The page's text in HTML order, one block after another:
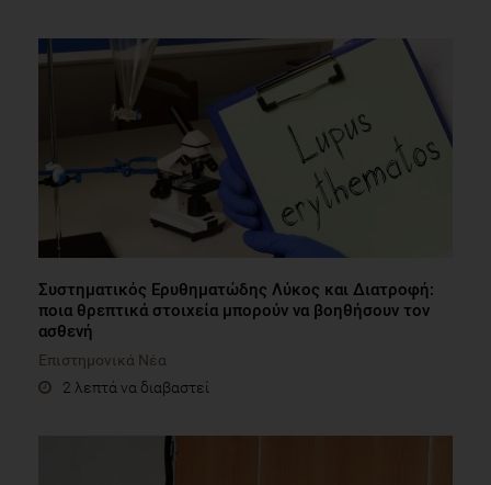
Συστηματικός Ερυθηματώδης Λύκος και Διατροφή:
ποια θρεπτικά στοιχεία μπορούν να βοηθήσουν τον
ασθενή
Επιστημονικά Νέα
2 λεπτά να διαβαστεί